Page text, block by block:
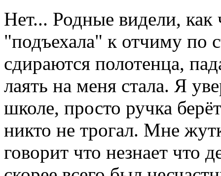
Нет... Родные видели,
"подъехала" к отчиму по
сдираются полотенца,
лаять на меня стала. Я
школе, просто ручка
никто не трогал. Мне
говорит что незнает что